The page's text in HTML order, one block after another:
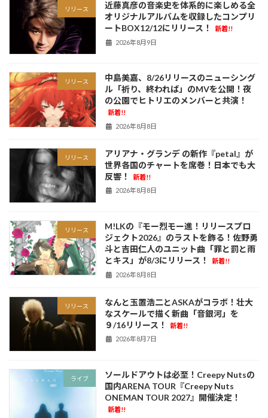
リリース
近藤真彦の音楽史を体系的に楽しめる全
オリジナルアルバムを収録したコンプリ
ートBOX12/12にリリース！
新着!!
2026年8月9日
リリース
中島美嘉、8/26リリースのニューシング
ル「祈り、終われば」のMVを公開！夜
の公園でヒトリエのメンバーと共演！
新着!!
2026年8月8日
リリース
アリアナ・グランデ の新作『petal』が
世界各国のチャートを席巻！日本でも大
反響！
新着!!
2026年8月8日
リリース
M!LKの『モー烈モー進！リリースプロ
ジェクト2026』のラストを飾る！佐野勇
斗と吉田仁人のユニット曲「罪と罰と雨
とキス」が8/3にリリース！
新着!!
2026年8月8日
リリース
なんと玉置浩二とASKAがコラボ！壮大
なスケールで描く新曲「音銀河」を
９/16リリース！
新着!!
2026年8月7日
ライブ
ソールドアウトは必至！Creepy Nutsの
国内ARENA TOUR『Creepy Nuts
ONEMAN TOUR 2027』開催決定！
新着!!